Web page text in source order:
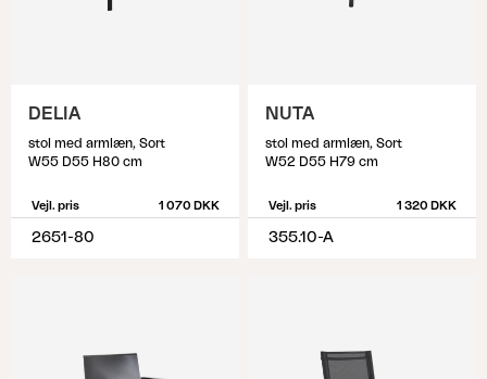
DELIA
stol med armlæn, Sort
W55 D55 H80 cm
Vejl. pris 1 070 DKK
2651-80
NUTA
stol med armlæn, Sort
W52 D55 H79 cm
Vejl. pris 1 320 DKK
355.10-A